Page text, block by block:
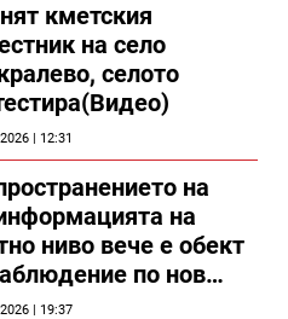
кметския
на село
селото
| 12:31
на
на
ниво вече е обект
по нов
| 19:37